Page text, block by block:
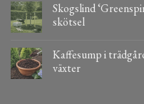
Skogslind
skötsel
Kaffesump i
växter